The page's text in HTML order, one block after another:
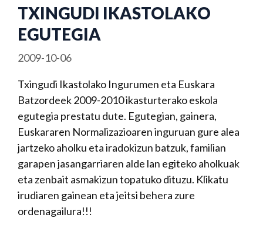
TXINGUDI IKASTOLAKO
EGUTEGIA
2009-10-06
Txingudi Ikastolako Ingurumen eta Euskara
Batzordeek 2009-2010 ikasturterako eskola
egutegia prestatu dute. Egutegian, gainera,
Euskararen Normalizazioaren inguruan gure alea
jartzeko aholku eta iradokizun batzuk, familian
garapen jasangarriaren alde lan egiteko aholkuak
eta zenbait asmakizun topatuko dituzu. Klikatu
irudiaren gainean eta jeitsi behera zure
ordenagailura!!!